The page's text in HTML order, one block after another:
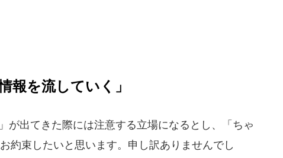
報を流していく」
が出てきた際には注意する立場になるとし、「ちゃ
約束したいと思います。申し訳ありませんでし